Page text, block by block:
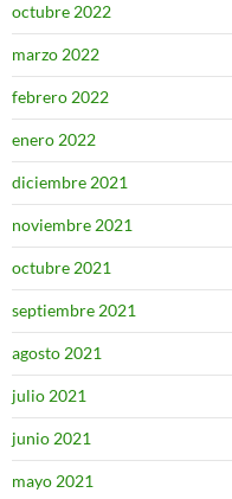
octubre 2022
marzo 2022
febrero 2022
enero 2022
diciembre 2021
noviembre 2021
octubre 2021
septiembre 2021
agosto 2021
julio 2021
junio 2021
mayo 2021